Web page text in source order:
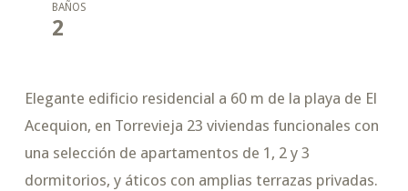
BAÑOS
2
Elegante edificio residencial a 60 m de la playa de El
Acequion, en Torrevieja 23 viviendas funcionales con
una selección de apartamentos de 1, 2 y 3
dormitorios, y áticos con amplias terrazas privadas.